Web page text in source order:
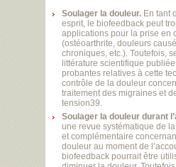
Soulager la douleur. En tant
esprit, le biofeedback peut
applications pour la prise en
(ostéoarthrite, douleurs
chroniques, etc.). Toutefois,
littérature scientifique
probantes relatives à cette
contrôle de la douleur
traitement des migraines et
tension39.
Soulager la douleur durant
une revue systématique de
et complémentaire
douleur au moment de
biofeedback pourrait être